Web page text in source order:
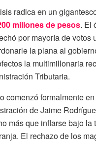
radica en un
millones de pesos. El
por mayoría de votos
la plana al
la multimillonaria
Tributaria.
comenzó formalmente
de Jaime
más que inflarse bajo la
El rechazo de los